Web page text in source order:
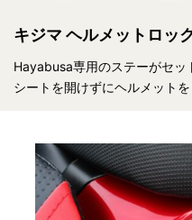
キジマ ヘルメットロッ
Hayabusa専用のステーがセッ
シートを開けずにヘルメット